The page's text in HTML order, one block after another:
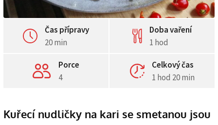
Čas přípravy
20 min
Doba vaření
1 hod
Porce
4
Celkový čas
1 hod 20 min
Kuřecí nudličky na kari se smetanou jsou